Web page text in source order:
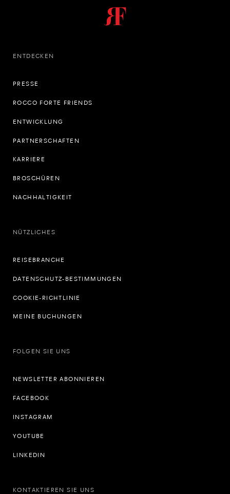
ENTDECKEN
PRESSE
ROCCO FORTE FRIENDS
ENTWICKLUNG
PARTNERSCHAFTEN
KARRIERE
BROSCHÜREN
NACHHALTIGKEIT
NÜTZLICHES
REISEBRANCHE
DATENSCHUTZ-BESTIMMUNGEN
COOKIE-RICHTLINIE
MEINE BUCHUNGEN
FOLGEN SIE UNS
NEWSLETTER ABONNIEREN
FACEBOOK
INSTAGRAM
YOUTUBE
LINKEDIN
KONTAKTIEREN SIE UNS